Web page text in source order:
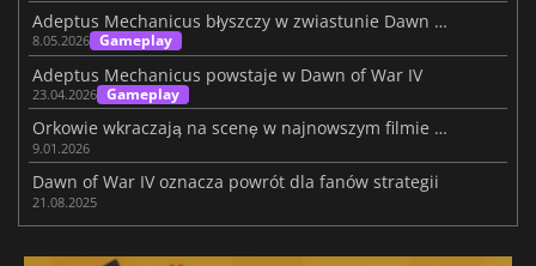
Adeptus Mechanicus błyszczy w zwiastunie Dawn of War 4
8.05.2026 Gameplay
Adeptus Mechanicus powstaje w Dawn of War IV
23.04.2026 Gameplay
Orkowie wkraczają na scenę w najnowszym filmie z Dawn of War IV
9.01.2026
Dawn of War IV oznacza powrót dla fanów strategii
21.08.2025